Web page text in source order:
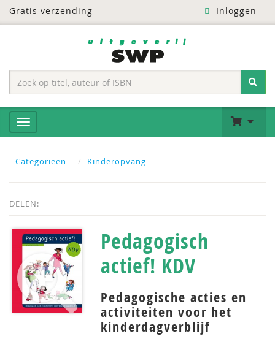
Gratis verzending Inloggen
Categoriëen Kinderopvang
DELEN:
Pedagogisch
actief! KDV
Pedagogische acties en
activiteiten voor het
kinderdagverblijf